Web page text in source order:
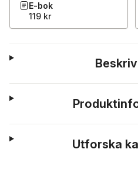
E-bok
119 kr
Utforska